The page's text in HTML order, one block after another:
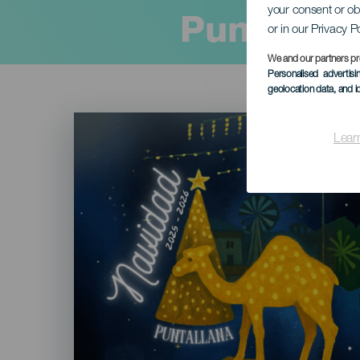
your consent or
or in our Privacy
We and our partners
Personalised
geolocation data, and